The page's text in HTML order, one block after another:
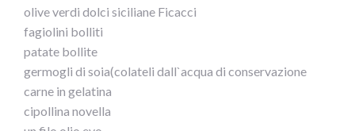
olive verdi dolci siciliane Ficacci
fagiolini bolliti
patate bollite
germogli di soia(colateli dall`acqua di conservazione
carne in gelatina
cipollina novella